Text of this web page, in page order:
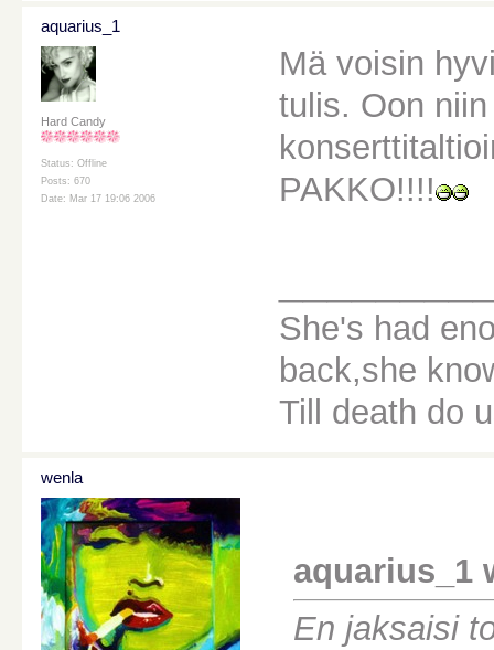
aquarius_1
Hard Candy
Status: Offline
Posts: 670
Date: Mar 17 19:06 2006
Mä voisin
tulis. Oon
PAKKO!!!!
She's had
back,she
Till death do
wenla
aquarius_1
En jaksaisi